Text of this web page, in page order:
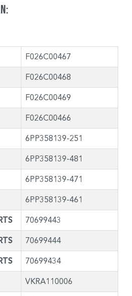
F026C00467
F026C00468
F026C00469
F026C00466
6PP358139-251
6PP358139-481
6PP358139-471
6PP358139-461
70699443
70699444
70699434
VKRA110006